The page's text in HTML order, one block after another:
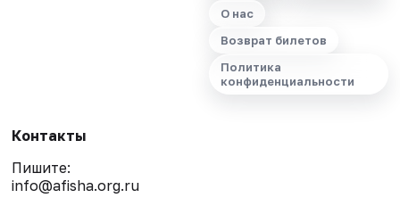
О нас
Возврат билетов
Политика
конфиденциальности
Контакты
Пишите:
info@afisha.org.ru